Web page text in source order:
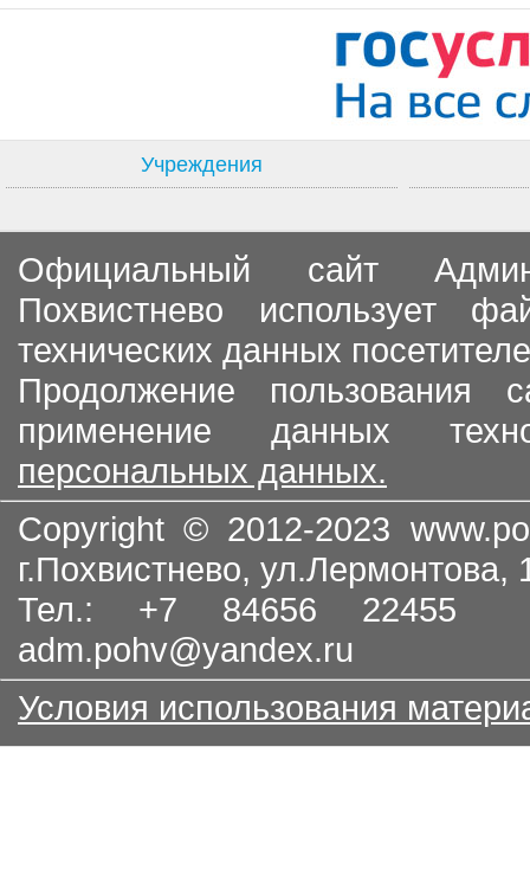
Учреждения
Официальный сайт
Похвистнево использует
технических данных
Продолжение пользования
применение данных
персональных данных.
Copyright © 2012-2023
г.Похвистнево, ул.Лермонтова,
Тел.: +7 84656
adm.pohv@yandex.ru
Условия использования